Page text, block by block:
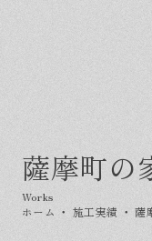
薩摩町の
ホーム ・ 施工実績 ・薩
Greeting
はじめましての方
Made in